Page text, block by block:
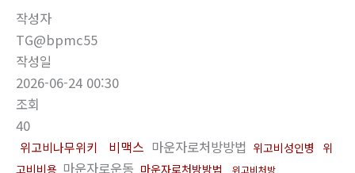
작성자
TG@bpmc55
작성일
2026-06-24 00:30
조회
40
위고비나무위키 비맥스 마운자로처방방법 위고비성인병
위
고비비용 마운자로운동 마운자로처방방법 위고비처방